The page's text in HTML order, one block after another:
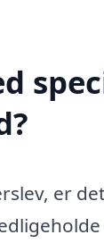
er